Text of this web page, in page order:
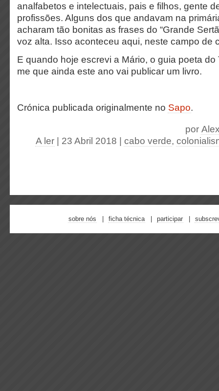
analfabetos e intelectuais, pais e filhos, gente
profissões. Alguns dos que andavam na
acharam tão bonitas as frases do “Grande
voz alta. Isso aconteceu aqui, neste campo de
E quando hoje escrevi a Mário, o guia poeta do
me que ainda este ano vai publicar um livro.
Crónica publicada originalmente no Sapo.
por
A ler | 23 Abril 2018 cabo verde,
sobre nós ficha técnica participar